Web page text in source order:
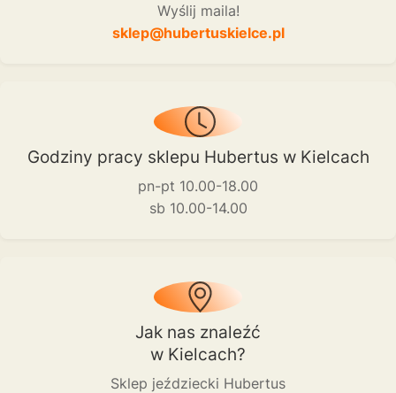
Wyślij maila!
sklep@hubertuskielce.pl
Godziny pracy sklepu Hubertus w Kielcach
pn-pt 10.00-18.00
sb 10.00-14.00
Jak nas znaleźć
w Kielcach?
Sklep jeździecki Hubertus